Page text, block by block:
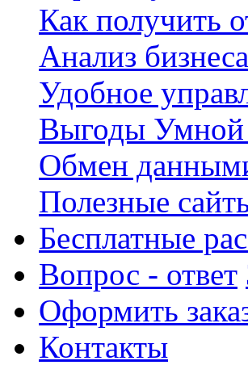
Как получить
Анализ
Удобное
Выгоды Умной
Обмен
Полезные
Бесплатные
Вопрос - ответ
Оформить
Контакты